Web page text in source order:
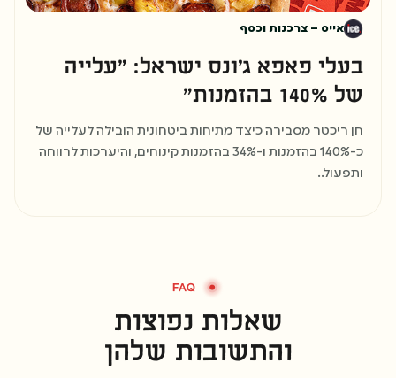
אייס – צרכנות וכסף
בעלי פאפא ג'ונס ישראל: "עלייה
של 140% בהזמנות"
חן ריכטר מסבירה כיצד מתיחות ביטחונית הובילה לעלייה של
כ-140% בהזמנות ו-34% בהזמנות קינוחים, והיערכות לרווחה
ותפעול..
שאלות נפוצות
והתשובות שלהן